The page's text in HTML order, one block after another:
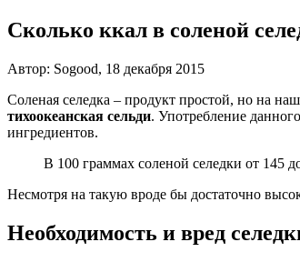
Сколько ккал в соленой
Автор: Sogood, 18 декабря 2015
Соленая селедка – продукт простой, но на
тихоокеанская сельди. Употребление
ингредиентов.
В 100 граммах соленой селедки от 145
Несмотря на такую вроде бы достаточно
Необходимость и вред